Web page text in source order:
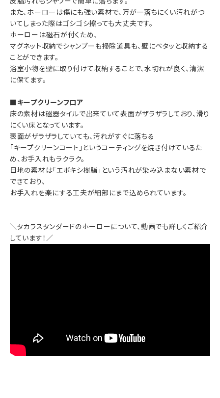
また、ホーローは傷にも強い素材で、万が一落ちにくい汚れがつ
いてしまった際はゴシゴシ擦っても大丈夫です。
ホーローは磁石が付くため、
マグネット収納でシャンプーも掃除道具も、壁にペタッと収納する
ことができます。
浴室小物を壁に取り付けて収納することで、水切れが良く、清潔
に保てます。
■キープクリーンフロア
床の素材は磁器タイルで出来ていて表面がザラザラしており、滑り
にくい床となっています。
表面がザラザラしていても、汚れがすぐに落ちる
「キープクリーンコート」というコーティングを焼き付けているた
め、お手入れもラクラク。
目地の素材は「エポキシ樹脂」という汚れが染み込まない素材で
できており、
お手入れを楽にする工夫が細部にまで込められています。
＼タカラスタンダードのホーローについて、動画でも詳しくご紹介
しています！／